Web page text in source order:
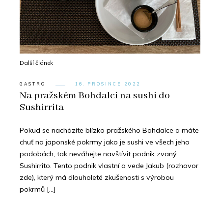
Další článek
GASTRO 16. PROSINCE 2022
Na pražském Bohdalci na sushi do
Sushirrita
Pokud se nacházíte blízko pražského Bohdalce a máte
chuť na japonské pokrmy jako je sushi ve všech jeho
podobách, tak neváhejte navštívit podnik zvaný
Sushirrito. Tento podnik vlastní a vede Jakub (rozhovor
zde), který má dlouholeté zkušenosti s výrobou
pokrmů […]